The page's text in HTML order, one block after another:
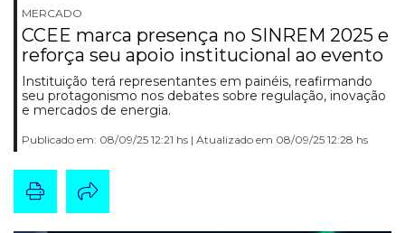
MERCADO
CCEE marca presença no SINREM 2025 e
reforça seu apoio institucional ao evento
Instituição terá representantes em painéis, reafirmando
seu protagonismo nos debates sobre regulação, inovação
e mercados de energia.
Publicado em: 08/09/25 12:21 hs | Atualizado em 08/09/25 12:28 hs